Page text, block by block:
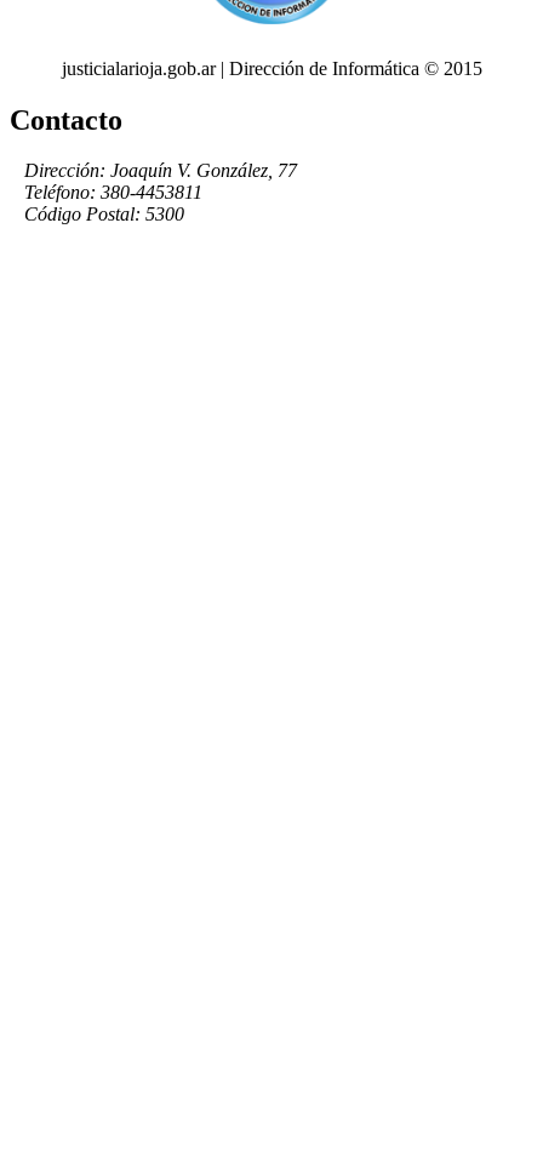
justicialarioja.gob.ar | Dirección de Informática © 2015
Contacto
Dirección: Joaquín V. González, 77
Teléfono: 380-4453811
Código Postal: 5300